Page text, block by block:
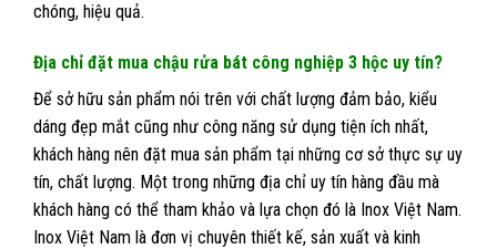
chóng, hiệu quả.
Địa chỉ đặt mua chậu rửa bát công nghiệp 3 hộc uy tín?
Để sở hữu sản phẩm nói trên với chất lượng đảm bảo, kiểu
dáng đẹp mắt cũng như công năng sử dụng tiện ích nhất,
khách hàng nên đặt mua sản phẩm tại những cơ sở thực sự uy
tín, chất lượng. Một trong những địa chỉ uy tín hàng đầu mà
khách hàng có thể tham khảo và lựa chọn đó là Inox Việt Nam.
Inox Việt Nam là đơn vị chuyên thiết kế, sản xuất và kinh